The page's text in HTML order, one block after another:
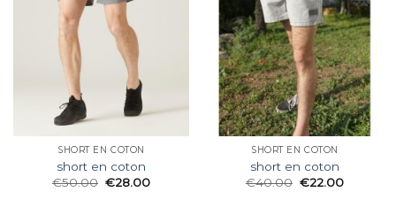
SHORT EN COTON
short en coton
€50.00 €28.00
SHORT EN COTON
short en coton
€40.00 €22.00